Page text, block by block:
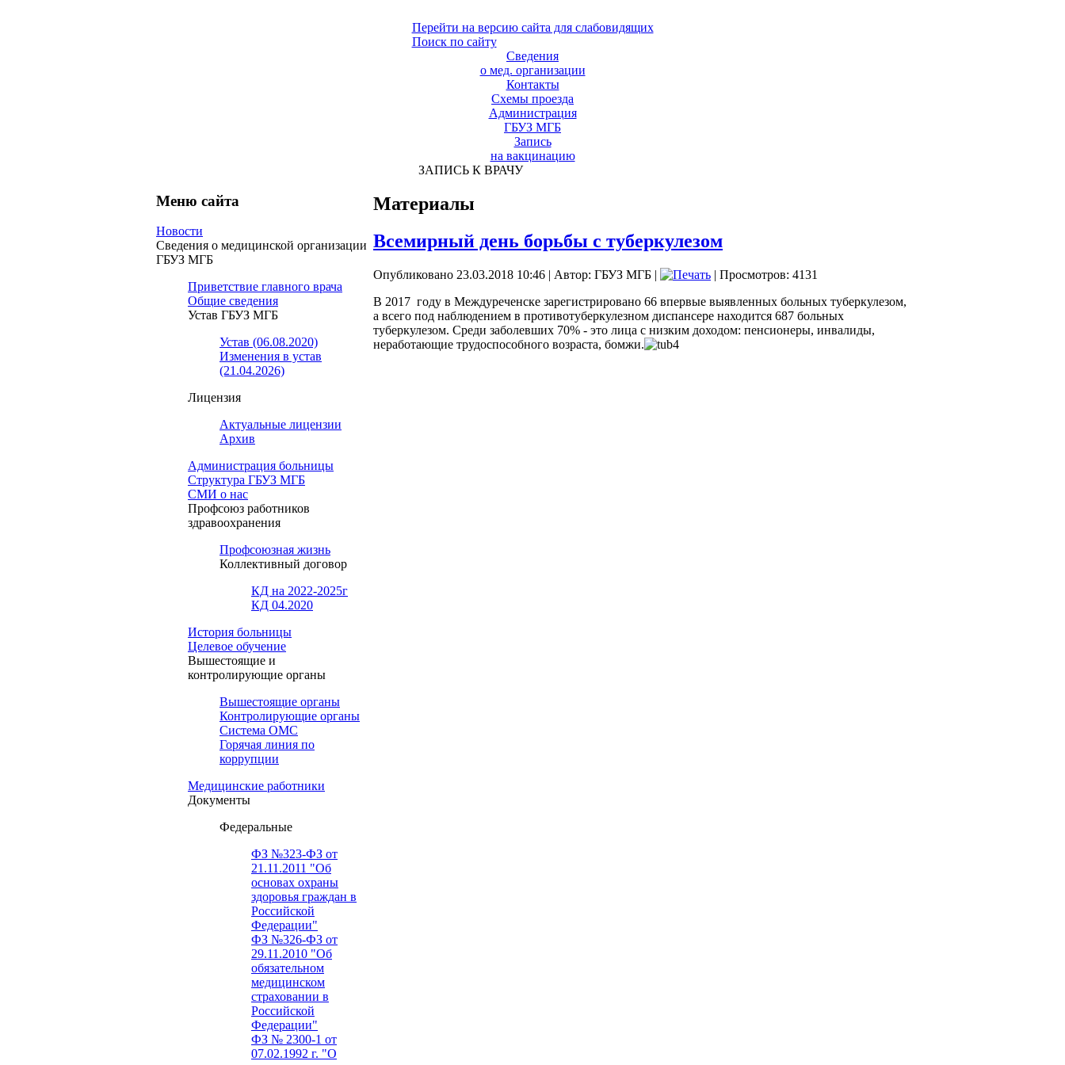
Перейти на версию сайта для слабовидящих
Поиск по сайту
Сведения
о мед. организации
Контакты
Схемы проезда
Администрация
ГБУЗ МГБ
Запись
на вакцинацию
ЗАПИСЬ К ВРАЧУ
Меню сайта
Новости
Сведения о медицинской организации
ГБУЗ МГБ
Приветствие главного врача
Общие сведения
Устав ГБУЗ МГБ
Устав (06.08.2020)
Изменения в устав
(21.04.2026)
Лицензия
Актуальные лицензии
Архив
Администрация больницы
Структура ГБУЗ МГБ
СМИ о нас
Профсоюз работников
здравоохранения
Профсоюзная жизнь
Коллективный договор
КД на 2022-2025г
КД 04.2020
История больницы
Целевое обучение
Вышестоящие и
контролирующие органы
Вышестоящие органы
Контролирующие органы
Система ОМС
Горячая линия по
коррупции
Медицинские работники
Документы
Федеральные
ФЗ №323-ФЗ от
21.11.2011 "Об
основах охраны
здоровья граждан в
Российской
Федерации"
ФЗ №326-ФЗ от
29.11.2010 "Об
обязательном
медицинском
страховании в
Российской
Федерации"
ФЗ № 2300-1 от
07.02.1992 г. "О
Материалы
Всемирный день борьбы с туберкулезом
Опубликовано 23.03.2018 10:46 | Автор: ГБУЗ МГБ |
| Просмотров: 4131
В 2017 году в Междуреченске зарегистрировано 66 впервые выявленных больных туберкулезом,
а всего под наблюдением в противотуберкулезном диспансере находится 687 больных
туберкулезом. Среди заболевших 70% - это лица с низким доходом: пенсионеры, инвалиды,
неработающие трудоспособного возраста, бомжи.